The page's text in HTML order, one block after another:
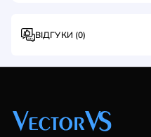
ВІДГУКИ (0)